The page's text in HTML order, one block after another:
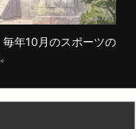
年10月のスポーツの